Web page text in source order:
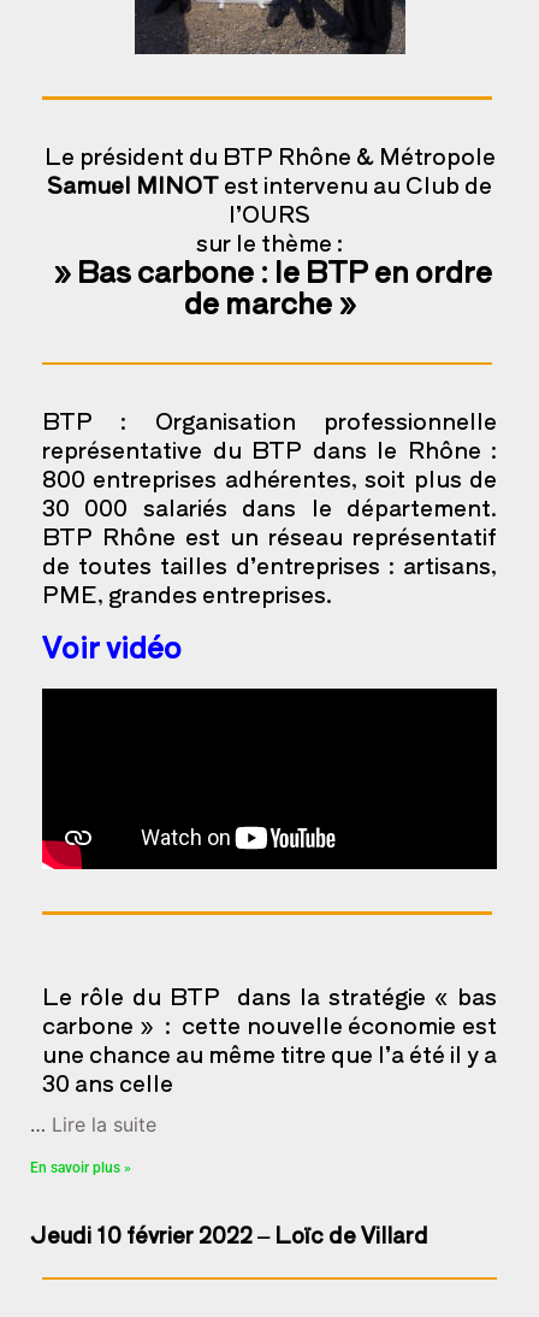
Le président du BTP Rhône & Métropole
Samuel MINOTest intervenu au Club de
l’OURS
sur le thème :
» Bas carbone : le BTP en ordre
de marche »
BTP : Organisation professionnelle
représentative du BTP dans le Rhône :
800 entreprises adhérentes, soit plus de
30 000 salariés dans le département.
BTP Rhône est un réseau représentatif
de toutes tailles d’entreprises : artisans,
PME, grandes entreprises.
Voir vidéo
Le rôle du BTP dans la stratégie « bas
carbone » : cette nouvelle économie est
une chance au même titre que l’a été il y a
30 ans celle
… Lire la suite
En savoir plus »
Jeudi 10 février 2022 – Loïc de Villard